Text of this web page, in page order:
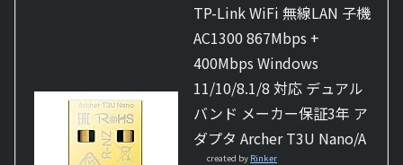
TP-Link WiFi 無線LAN 子機
AC1300 867Mbps +
400Mbps Windows
11/10/8.1/8 対応 デュアル
バンド メーカー保証3年 ア
ダプタ Archer T3U Nano/A
created by Rinker